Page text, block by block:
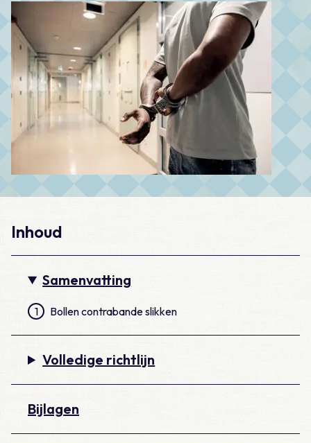
Inhoud
Samenvatting
1 Bollen contrabande slikken
Volledige richtlijn
Bijlagen